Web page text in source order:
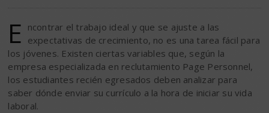
E ncontrar el trabajo ideal y que se ajuste a las
expectativas de crecimiento, no es una tarea fácil para
los jóvenes. Existen ciertas variables que, según la
empresa especializada en reclutamiento Page Personnel,
los estudiantes recién egresados deben analizar para
saber dónde enviar su currículo a la hora de iniciar su vida
laboral.